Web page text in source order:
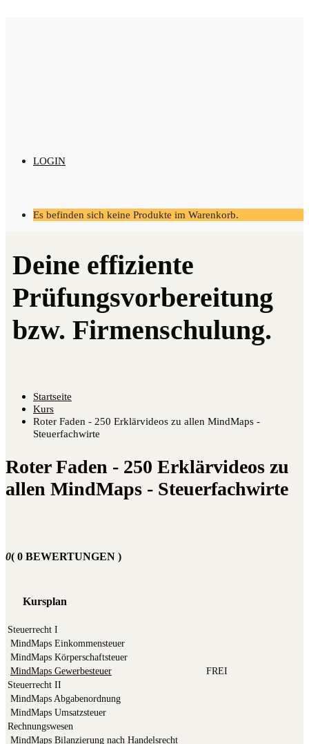
LOGIN
Es befinden sich keine Produkte im Warenkorb.
Startseite
Kurs
Roter Faden - 250 Erklärvideos zu allen MindMaps -
Steuerfachwirte
Roter Faden - 250 Erklärvideos zu
allen MindMaps - Steuerfachwirte
0( 0 BEWERTUNGEN )
Kursplan
Steuerrecht I
Mind­Maps Einkommensteuer
Mind­Maps Körperschaftsteuer
Mind­Maps Gewerbesteuer
FREI
Steuerrecht II
Mind­Maps Abgabenordnung
Mind­Maps Umsatzsteuer
Rechnungswesen
Mind­Maps Bilan­zie­rung nach Handelsrecht